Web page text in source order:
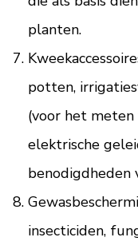
planten.
potten,
(voor het
elektrische
benodigdheden
insecticiden,